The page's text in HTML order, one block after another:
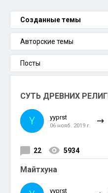
Созданные темы
Авторские темы
Посты
СУТЬ ДРЕВНИХ
Y yyprst
06 нояб. 2019 г.
22 5934
Майтхуна
yyprst